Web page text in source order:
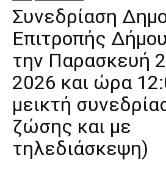
Συνεδρίαση
Επιτροπής
την Παρασκευή
2026 και ώρα
μεικτή
ζώσης και με
τηλεδιάσκεψη)